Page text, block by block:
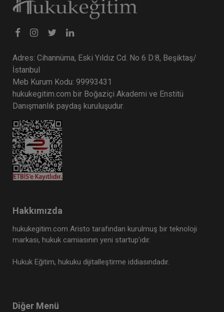
Adres: Cihannüma, Eski Yıldız Cd. No 6 D:8, Beşiktaş/
İstanbul
Meb Kurum Kodu: 99993431
hukukegitim.com bir Boğaziçi Akademi ve Enstitü
Danışmanlık paydaş kuruluşudur.
Hakkımızda
hukukegitim.com Aristo tarafından kurulmuş bir teknoloji
markası, hukuk camiasının yeni startup’ıdır.
Hukuk Eğitim, hukuku dijitalleştirme iddiasındadır.
Diğer Menü